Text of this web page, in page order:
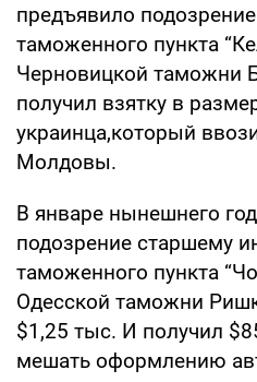
предъявило
таможенного пункта
Черновицкой таможни
получил взятку в
украинца,который
Молдовы.
В январе нынешнего
подозрение старшему
таможенного пункта
Одесской таможни
$1,25 тыс. И получил
мешать оформлению